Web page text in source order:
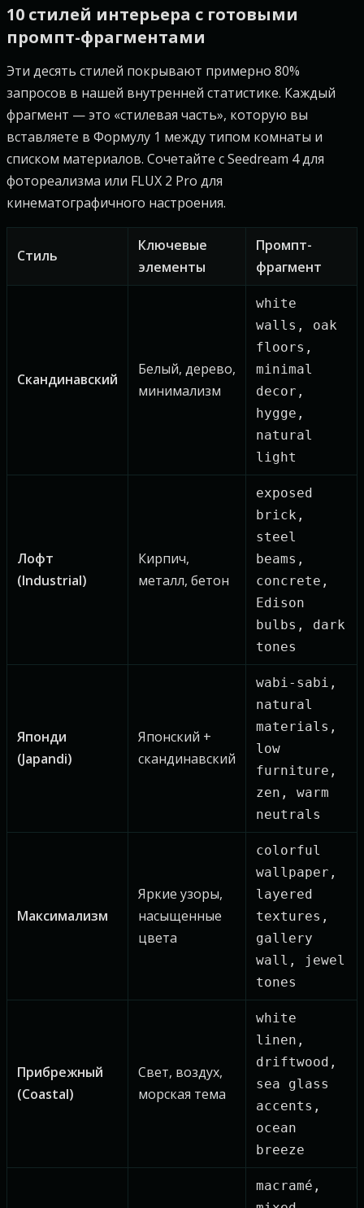
10 стилей интерьера с готовыми
промпт-фрагментами
Эти десять стилей покрывают примерно 80%
запросов в нашей внутренней статистике. Каждый
фрагмент — это «стилевая часть», которую вы
вставляете в Формулу 1 между типом комнаты и
списком материалов. Сочетайте с Seedream 4 для
фотореализма или FLUX 2 Pro для
кинематографичного настроения.
Стиль
Ключевые
элементы
Промпт-
фрагмент
Скандинавский
Белый, дерево,
минимализм
white
walls, oak
floors,
minimal
decor,
hygge,
natural
light
Лофт
(Industrial)
Кирпич,
металл, бетон
exposed
brick,
steel
beams,
concrete,
Edison
bulbs, dark
tones
Японди
(Japandi)
Японский +
скандинавский
wabi-sabi,
natural
materials,
low
furniture,
zen, warm
neutrals
Максимализм
Яркие узоры,
насыщенные
цвета
colorful
wallpaper,
layered
textures,
gallery
wall, jewel
tones
Прибрежный
(Coastal)
Свет, воздух,
морская тема
white
linen,
driftwood,
sea glass
accents,
ocean
breeze
macramé,